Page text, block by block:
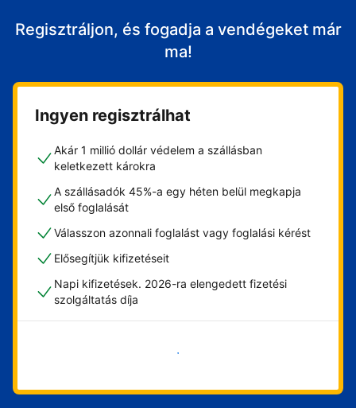
Regisztráljon, és fogadja a vendégeket már
ma!
Ingyen regisztrálhat
Akár 1 millió dollár védelem a szállásban
keletkezett károkra
A szállásadók 45%-a egy héten belül megkapja
első foglalását
Válasszon azonnali foglalást vagy foglalási kérést
Elősegítjük kifizetéseit
Napi kifizetések. 2026-ra elengedett fizetési
szolgáltatás díja
Vágjon bele most